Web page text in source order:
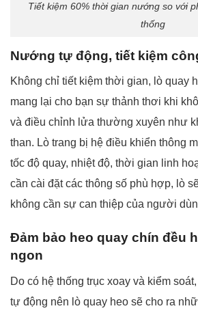
Tiết kiệm 60% thời gian nướng so với
thống
Nướng tự động, tiết kiệm
Không chỉ tiết kiệm thời gian, lò quay
mang lại cho bạn sự thảnh thơi khi
và điều chỉnh lửa thường xuyên như
than. Lò trang bị hệ điều khiển thông
tốc độ quay, nhiệt độ, thời gian linh
cần cài đặt các thông số phù hợp, lò
không cần sự can thiệp của người
Đảm bảo heo quay chín đều
ngon
Do có hệ thống trục xoay và kiểm
tự động nên lò quay heo sẽ cho ra